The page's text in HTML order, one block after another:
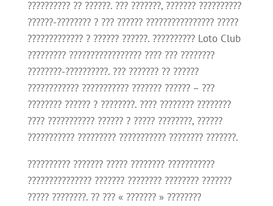
?????????? ?? ??????. ??? ???????, ??????? ??????????
??????-???????? ? ??? ?????? ???????????????? ?????
????????????? ? ?????? ??????. ?????????? Loto Club
????????? ????????????????? ???? ??? ????????
????????-??????????. ??? ??????? ?? ??????
???????????? ??????????? ??????? ?????? – ???
???????? ?????? ? ????????. ???? ???????? ????????
???? ??????????? ?????? ? ????? ????????, ??????
??????????? ????????? ??????????? ???????? ???????.
?????????? ??????? ????? ???????? ???????????
??????????????? ??????? ???????? ???????? ???????
????? ????????. ?? ??? « ??????? » ????????